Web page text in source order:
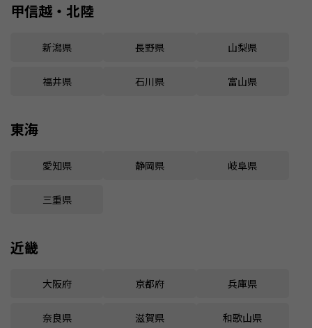
甲信越・北陸
新潟県 長野県 山梨県
福井県 石川県 富山県
東海
愛知県 静岡県 岐阜県
三重県
近畿
大阪府 京都府 兵庫県
奈良県 滋賀県 和歌山県